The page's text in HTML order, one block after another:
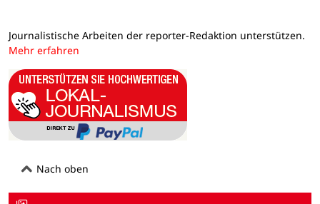
Journalistische Arbeiten der reporter-Redaktion unterstützen.
Mehr erfahren
Nach oben